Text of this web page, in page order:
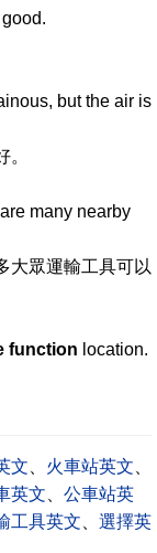
but the air is
many nearby
大眾運輸工具可以
function location.
文 火車站英文
英文
公車站英
工具英文
選擇英